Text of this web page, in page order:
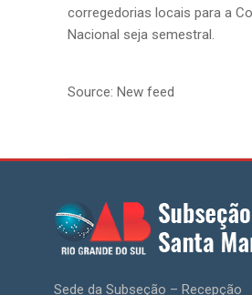
corregedorias locais para a
Nacional seja semestral.
Source: New feed
Sede da Subseção – Recepção